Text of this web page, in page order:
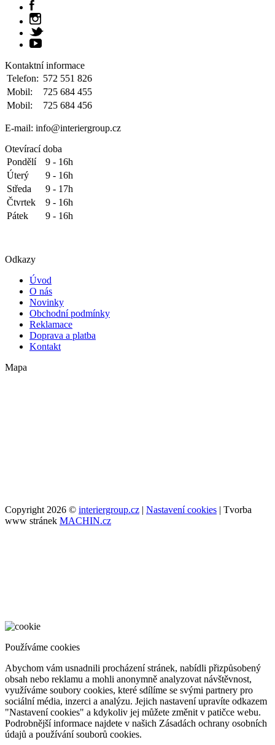
Kontaktní informace
Telefon: 572 551 826
Mobil:
725 684 455
Mobil:
725 684 456
E-mail: info@interiergroup.cz
Otevírací doba
Pondělí
9 - 16h
Úterý
9 - 16h
Středa
9 - 17h
Čtvrtek
9 - 16h
Pátek
9 - 16h
Odkazy
Úvod
O nás
Novinky
Obchodní podmínky
Reklamace
Doprava a platba
Kontakt
Mapa
Copyright 2026 © interiergroup.cz | Nastavení cookies | Tvorba
www stránek MACHIN.cz
Používáme cookies
Abychom vám usnadnili procházení stránek, nabídli přizpůsobený
obsah nebo reklamu a mohli anonymně analyzovat návštěvnost,
využíváme soubory cookies, které sdílíme se svými partnery pro
sociální média, inzerci a analýzu. Jejich nastavení upravíte odkazem
"Nastavení cookies" a kdykoliv jej můžete změnit v patičce webu.
Podrobnější informace najdete v našich Zásadách ochrany osobních
údajů a používání souborů cookies.